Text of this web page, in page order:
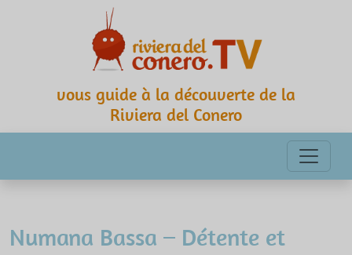
vous guide à la découverte de la
Riviera del Conero
Numana Bassa – Détente et